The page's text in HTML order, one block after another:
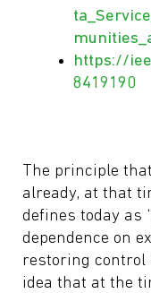
https://
8419190
The principle
already, at that
defines today as
dependence on
restoring control
idea that at the